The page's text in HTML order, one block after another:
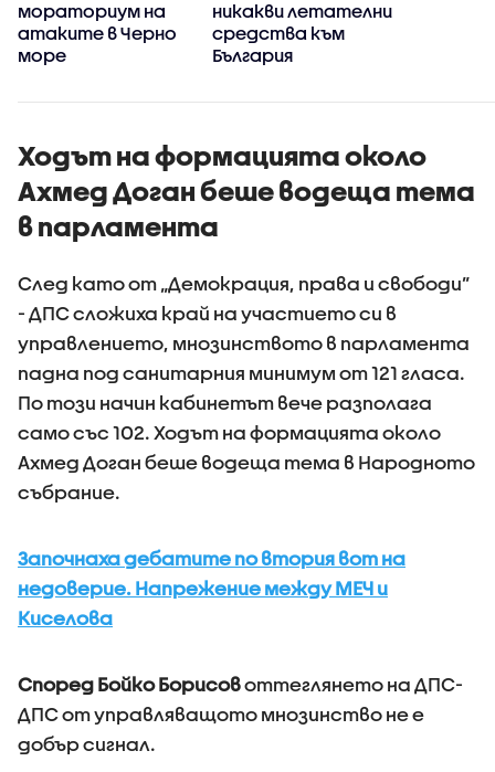
мораториум на
атаките в Черно
море
никакви летателни
средства към
България
Ходът на формацията около
Ахмед Доган беше водеща тема
в парламента
След като от „Демокрация, права и свободи”
- ДПС сложиха край на участието си в
управлението, мнозинството в парламента
падна под санитарния минимум от 121 гласа.
По този начин кабинетът вече разполага
само със 102. Ходът на формацията около
Ахмед Доган беше водеща тема в Народното
събрание.
Започнаха дебатите по втория вот на
недоверие. Напрежение между МЕЧ и
Киселова
Според Бойко Борисовоттеглянето на ДПС-
ДПС от управляващото мнозинство не е
добър сигнал.